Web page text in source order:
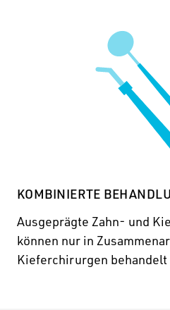
KOMBINIERTE
Ausgeprägte Zahn- und
können nur in
Kieferchirurgen behandelt